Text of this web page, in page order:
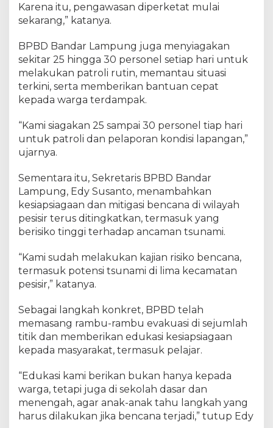
Karena itu, pengawasan diperketat mulai
sekarang,” katanya.
BPBD Bandar Lampung juga menyiagakan
sekitar 25 hingga 30 personel setiap hari untuk
melakukan patroli rutin, memantau situasi
terkini, serta memberikan bantuan cepat
kepada warga terdampak.
“Kami siagakan 25 sampai 30 personel tiap hari
untuk patroli dan pelaporan kondisi lapangan,”
ujarnya.
Sementara itu, Sekretaris BPBD Bandar
Lampung, Edy Susanto, menambahkan
kesiapsiagaan dan mitigasi bencana di wilayah
pesisir terus ditingkatkan, termasuk yang
berisiko tinggi terhadap ancaman tsunami.
“Kami sudah melakukan kajian risiko bencana,
termasuk potensi tsunami di lima kecamatan
pesisir,” katanya.
Sebagai langkah konkret, BPBD telah
memasang rambu-rambu evakuasi di sejumlah
titik dan memberikan edukasi kesiapsiagaan
kepada masyarakat, termasuk pelajar.
“Edukasi kami berikan bukan hanya kepada
warga, tetapi juga di sekolah dasar dan
menengah, agar anak-anak tahu langkah yang
harus dilakukan jika bencana terjadi,” tutup Edy